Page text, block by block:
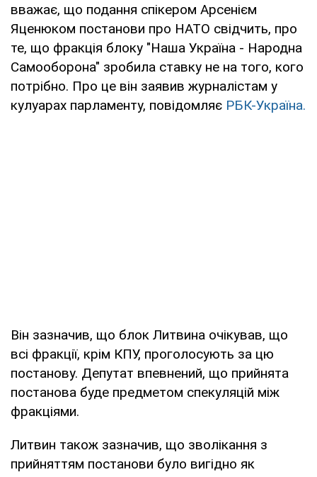
вважає, що подання спікером Арсенієм
Яценюком постанови про НАТО свідчить, про
те, що фракція блоку "Наша Україна - Народна
Самооборона" зробила ставку не на того, кого
потрібно. Про це він заявив журналістам у
кулуарах парламенту, повідомляє РБК-Україна.
Він зазначив, що блок Литвина очікував, що
всі фракції, крім КПУ, проголосують за цю
постанову. Депутат впевнений, що прийнята
постанова буде предметом спекуляцій між
фракціями.
Литвин також зазначив, що зволікання з
прийняттям постанови було вигідно як